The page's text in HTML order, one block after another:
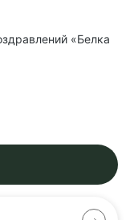
«Белка